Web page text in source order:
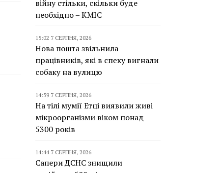
війну стільки, скільки буде
необхідно – КМІС
15:02 7 СЕРПНЯ, 2026
Нова пошта звільнила
працівників, які в спеку вигнали
собаку на вулицю
14:59 7 СЕРПНЯ, 2026
На тілі мумії Етці виявили живі
мікроорганізми віком понад
5300 років
14:44 7 СЕРПНЯ, 2026
Сапери ДСНС знищили